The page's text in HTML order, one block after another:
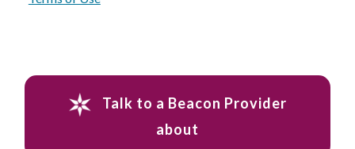
Talk to a Beacon Provider
about